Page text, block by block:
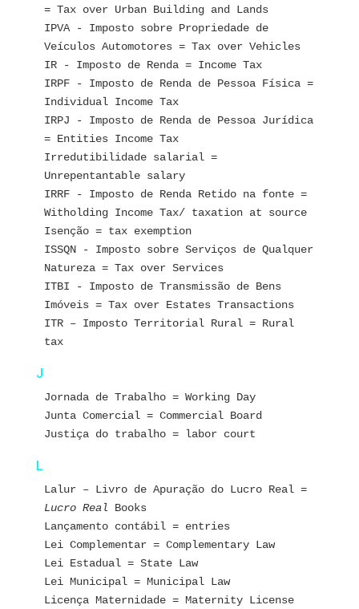
= Tax over Urban Building and Lands
IPVA - Imposto sobre Propriedade de
Veículos Automotores = Tax over Vehicles
IR - Imposto de Renda = Income Tax
IRPF - Imposto de Renda de Pessoa Física =
Individual Income Tax
IRPJ - Imposto de Renda de Pessoa Jurídica
= Entities Income Tax
Irredutibilidade salarial =
Unrepentantable salary
IRRF - Imposto de Renda Retido na fonte =
Witholding Income Tax/ taxation at source
Isenção = tax exemption
ISSQN - Imposto sobre Serviços de Qualquer
Natureza = Tax over Services
ITBI - Imposto de Transmissão de Bens
Imóveis = Tax over Estates Transactions
ITR – Imposto Territorial Rural = Rural
tax
J
Jornada de Trabalho = Working Day
Junta Comercial = Commercial Board
Justiça do trabalho = labor court
L
Lalur – Livro de Apuração do Lucro Real =
Lucro Real Books
Lançamento contábil = entries
Lei Complementar = Complementary Law
Lei Estadual = State Law
Lei Municipal = Municipal Law
Licença Maternidade = Maternity License